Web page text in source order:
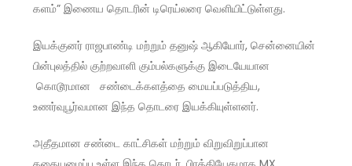
களம்” இணைய தொடரின் டிரெய்லரை வெளியிட்டுள்ளது.
இயக்குனர் ராஜபாண்டி மற்றும் தனுஷ் ஆகியோர், சென்னையின்
பின்புலத்தில் குற்றவாளி கும்பல்களுக்கு இடையேயான
கொடூரமான சண்டைக்களத்தை மையப்படுத்திய,
உணர்வுபூர்வமான இந்த தொடரை இயக்கியுள்ளனர்.
அதீதமான சண்டை காட்சிகள் மற்றும் விறுவிறுப்பான